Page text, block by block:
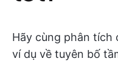
Hãy cùng phân
ví dụ về tuyên bố